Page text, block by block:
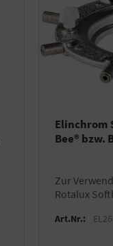
Elinchrom
Bee® bzw.
zur Verwendung einer Elinchrom
Rotalux
Art.Nr.: